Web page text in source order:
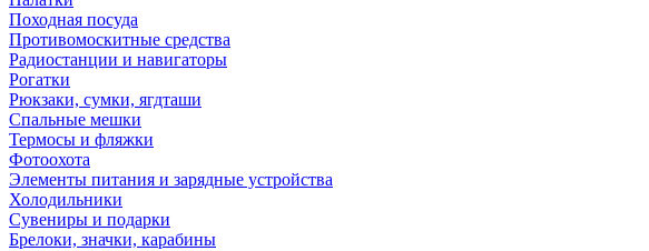
Походная посуда
Противомоскитные средства
Радиостанции и навигаторы
Рогатки
Рюкзаки, сумки, ягдташи
Спальные мешки
Термосы и фляжки
Фотоохота
Элементы питания и зарядные устройства
Холодильники
Сувениры и подарки
Брелоки, значки, карабины